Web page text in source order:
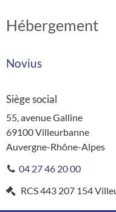
Hébergement
Novius
Siège social
55, avenue Galline
69100Villeurbanne
Auvergne-Rhône-Alpes
04 27 46 20 00
RCS443 207 154